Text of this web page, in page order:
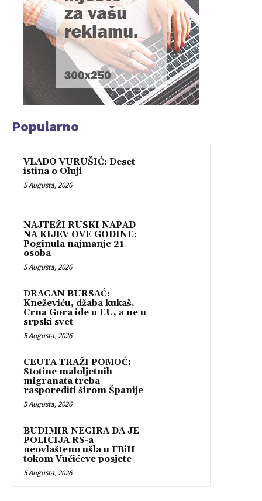
Popularno
VLADO VURUŠIĆ: Deset
istina o Oluji
5 Augusta, 2026
NAJTEŽI RUSKI NAPAD
NA KIJEV OVE GODINE:
Poginula najmanje 21
osoba
5 Augusta, 2026
DRAGAN BURSAĆ:
Kneževiću, džaba kukaš,
Crna Gora ide u EU, a ne u
srpski svet
5 Augusta, 2026
CEUTA TRAŽI POMOĆ:
Stotine maloljetnih
migranata treba
rasporediti širom Španije
5 Augusta, 2026
BUDIMIR NEGIRA DA JE
POLICIJA RS-a
neovlašteno ušla u FBiH
tokom Vučićeve posjete
5 Augusta, 2026